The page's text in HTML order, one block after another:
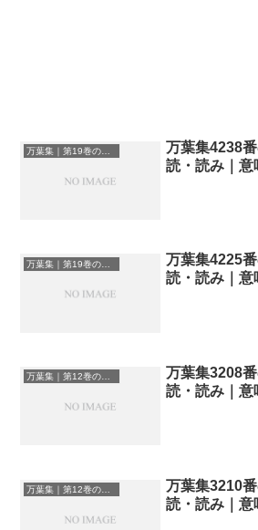
万葉集｜第19巻の和歌一覧
万葉集4238
読・読み｜意
万葉集｜第19巻の和歌一覧
万葉集4225
読・読み｜意
万葉集｜第12巻の和歌一覧
万葉集3208
読・読み｜意
万葉集｜第12巻の和歌一覧
万葉集3210
読・読み｜意